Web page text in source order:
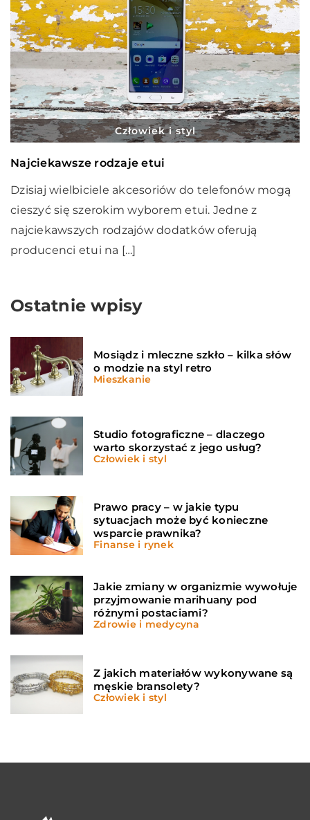
Człowiek i styl
Najciekawsze rodzaje etui
Dzisiaj wielbiciele akcesoriów do telefonów mogą
cieszyć się szerokim wyborem etui. Jedne z
najciekawszych rodzajów dodatków oferują
producenci etui na […]
Ostatnie wpisy
Mosiądz i mleczne szkło – kilka słów
o modzie na styl retro
Mieszkanie
Studio fotograficzne – dlaczego
warto skorzystać z jego usług?
Człowiek i styl
Prawo pracy – w jakie typu
sytuacjach może być konieczne
wsparcie prawnika?
Finanse i rynek
Jakie zmiany w organizmie wywołuje
przyjmowanie marihuany pod
różnymi postaciami?
Zdrowie i medycyna
Z jakich materiałów wykonywane są
męskie bransolety?
Człowiek i styl